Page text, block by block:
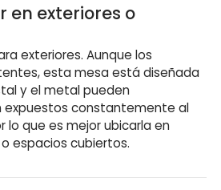
en exteriores o
exteriores. Aunque los
esta mesa está diseñada
y el metal pueden
expuestos constantemente al
lo que es mejor ubicarla en
espacios cubiertos.